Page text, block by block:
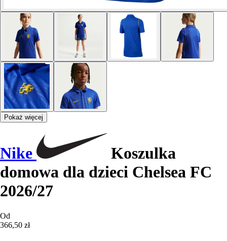
Pokaż więcej
Nike
Koszulka
domowa dla dzieci Chelsea FC
2026/27
Od
366,50 zł